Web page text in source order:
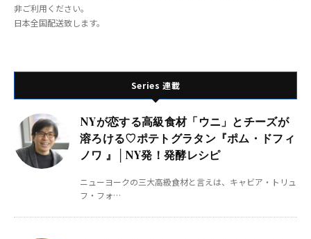
非ご利用ください。
日本全国配送致します。
Series 連載
NYが恋する高級食材「ウニ」とチーズが
溶ろける♡ポテトグラタン『ポム・ドフィ
ノワ 』│NY発！発酵レシピ
ニューヨークの三大高級食材と言えは、キャビア・トリュ
フ・フォ…